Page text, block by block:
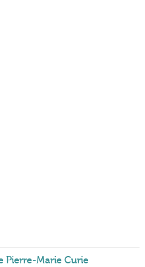
Pierre-Marie Curie